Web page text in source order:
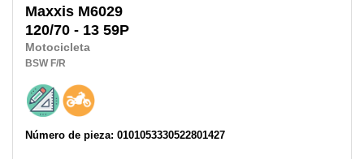
Maxxis M6029
120/70 - 13 59P
Motocicleta
BSW F/R
Número de pieza: 0101053330522801427